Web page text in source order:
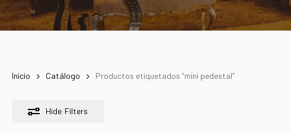
Inicio Catálogo Productos etiquetados “mini pedestal”
Hide Filters